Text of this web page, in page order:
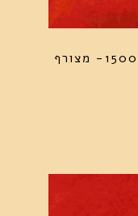
ניבוי צבע קוביית סמיילי 15000- מצורף